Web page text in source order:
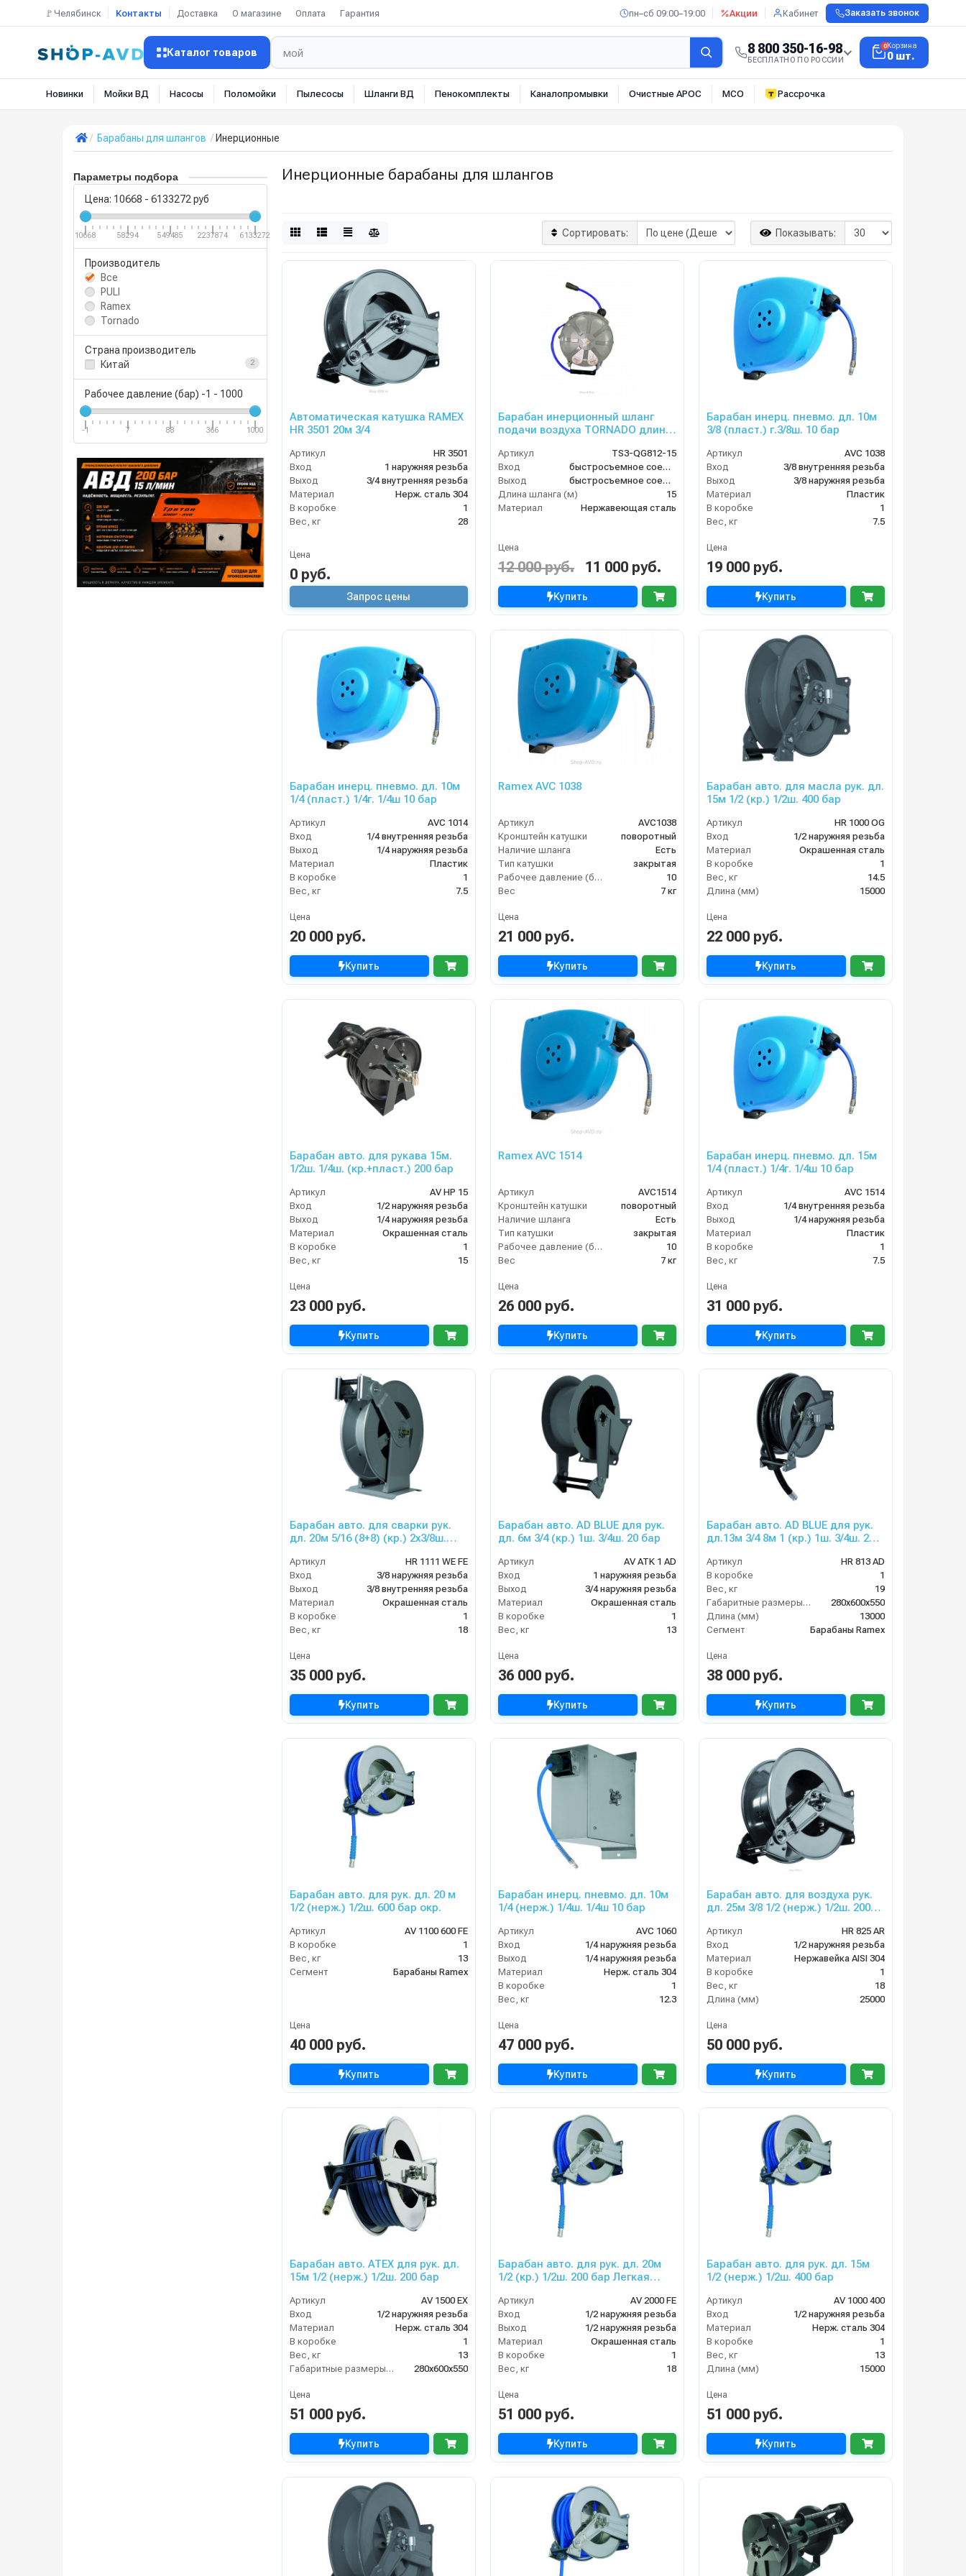
🚩Челябинск Контакты Доставка О магазине Оплата Гарантия пн–сб 09:00–19:00 Акции Кабинет Заказать звонок
Каталог товаров 8 800 350-16-98
БЕСПЛАТНО ПО РОССИИ
0Корзина
0 шт.
Новинки Мойки ВД Насосы Поломойки Пылесосы Шланги ВД Пенокомплекты Каналопромывки Очистные АРОС МСО Рассрочка
Барабаны для шлангов Инерционные
Параметры подбора
Цена: 10668 - 6133272 руб
10668 58294 549485 2237874 6133272
Производитель
Все
PULI
Ramex
Tornado
Страна производитель
Китай
2
Рабочее давление (бар) -1 - 1000
-1 7 88 366 1000
Инерционные барабаны для шлангов
Сортировать: Показывать:
Автоматическая катушка RAMEX
HR 3501 20м 3/4
Артикул
HR 3501
Вход
1 наружняя резьба
Выход
3/4 внутренняя резьба
Материал
Нерж. сталь 304
В коробке
1
Вес, кг
28
Цена
0 руб.
Запрос цены
Барабан инерционный шланг
подачи воздуха TORNADO длина
Артикул
TS3-QG812-15
Вход
быстросъемное соединение M-type.
Выход
быстросъемное соединение F-type
Длина шланга (м)
15
Материал
Нержавеющая сталь
Цена
12 000 руб. 11 000 руб.
Купить
Барабан инерц. пневмо. дл. 10м
3/8 (пласт.) г.3/8ш. 10 бар
Артикул
AVC 1038
Вход
3/8 внутренняя резьба
Выход
3/8 наружняя резьба
Материал
Пластик
В коробке
1
Вес, кг
7.5
Цена
19 000 руб.
Купить
Барабан инерц. пневмо. дл. 10м
1/4 (пласт.) 1/4г. 1/4ш 10 бар
Артикул
AVC 1014
Вход
1/4 внутренняя резьба
Выход
1/4 наружняя резьба
Материал
Пластик
В коробке
1
Вес, кг
7.5
Цена
20 000 руб.
Купить
Ramex AVC 1038
Артикул
AVC1038
Кронштейн катушки
поворотный
Наличие шланга
Есть
Тип катушки
закрытая
Рабочее давление (бар)
10
Вес
7 кг
Цена
21 000 руб.
Купить
Барабан авто. для масла рук. дл.
15м 1/2 (кр.) 1/2ш. 400 бар
Артикул
HR 1000 OG
Вход
1/2 наружняя резьба
Материал
Окрашенная сталь
В коробке
1
Вес, кг
14.5
Длина (мм)
15000
Цена
22 000 руб.
Купить
Барабан авто. для рукава 15м.
1/2ш. 1/4ш. (кр.+пласт.) 200 бар
Артикул
AV HP 15
Вход
1/2 наружняя резьба
Выход
1/4 наружняя резьба
Материал
Окрашенная сталь
В коробке
1
Вес, кг
15
Цена
23 000 руб.
Купить
Ramex AVС 1514
Артикул
AVC1514
Кронштейн катушки
поворотный
Наличие шланга
Есть
Тип катушки
закрытая
Рабочее давление (бар)
10
Вес
7 кг
Цена
26 000 руб.
Купить
Барабан инерц. пневмо. дл. 15м
1/4 (пласт.) 1/4г. 1/4ш 10 бар
Артикул
AVC 1514
Вход
1/4 внутренняя резьба
Выход
1/4 наружняя резьба
Материал
Пластик
В коробке
1
Вес, кг
7.5
Цена
31 000 руб.
Купить
Барабан авто. для сварки рук.
дл. 20м 5/16 (8+8) (кр.) 2x3/8ш.
Артикул
HR 1111 WE FE
Вход
3/8 наружняя резьба
Выход
3/8 внутренняя резьба
Материал
Окрашенная сталь
В коробке
1
Вес, кг
18
Цена
35 000 руб.
Купить
Барабан авто. AD BLUE для рук.
дл. 6м 3/4 (кр.) 1ш. 3/4ш. 20 бар
Артикул
AV ATK 1 AD
Вход
1 наружняя резьба
Выход
3/4 наружняя резьба
Материал
Окрашенная сталь
В коробке
1
Вес, кг
13
Цена
36 000 руб.
Купить
Барабан авто. AD BLUE для рук.
дл.13м 3/4 8м 1 (кр.) 1ш. 3/4ш. 20
Артикул
HR 813 AD
В коробке
1
Вес, кг
19
Габаритные размеры, мм
280x600x550
Длина (мм)
13000
Сегмент
Барабаны Ramex
Цена
38 000 руб.
Купить
Барабан авто. для рук. дл. 20 м
1/2 (нерж.) 1/2ш. 600 бар окр.
Артикул
AV 1100 600 FE
В коробке
1
Вес, кг
13
Сегмент
Барабаны Ramex
Цена
40 000 руб.
Купить
Барабан инерц. пневмо. дл. 10м
1/4 (нерж.) 1/4ш. 1/4ш 10 бар
Артикул
AVC 1060
Вход
1/4 наружняя резьба
Выход
1/4 наружняя резьба
Материал
Нерж. сталь 304
В коробке
1
Вес, кг
12.3
Цена
47 000 руб.
Купить
Барабан авто. для воздуха рук.
дл. 25м 3/8 1/2 (нерж.) 1/2ш. 200
Артикул
HR 825 AR
Вход
1/2 наружняя резьба
Материал
Нержавейка AISI 304
В коробке
1
Вес, кг
18
Длина (мм)
25000
Цена
50 000 руб.
Купить
Барабан авто. ATEX для рук. дл.
15м 1/2 (нерж.) 1/2ш. 200 бар
Артикул
AV 1500 EX
Вход
1/2 наружняя резьба
Материал
Нерж. сталь 304
В коробке
1
Вес, кг
13
Габаритные размеры, мм
280x600x550
Цена
51 000 руб.
Купить
Барабан авто. для рук. дл. 20м
1/2 (кр.) 1/2ш. 200 бар Легкая
Артикул
AV 2000 FE
Вход
1/2 наружняя резьба
Выход
1/2 наружняя резьба
Материал
Окрашенная сталь
В коробке
1
Вес, кг
18
Цена
51 000 руб.
Купить
Барабан авто. для рук. дл. 15м
1/2 (нерж.) 1/2ш. 400 бар
Артикул
AV 1000 400
Вход
1/2 наружняя резьба
Материал
Нерж. сталь 304
В коробке
1
Вес, кг
13
Длина (мм)
15000
Цена
51 000 руб.
Купить